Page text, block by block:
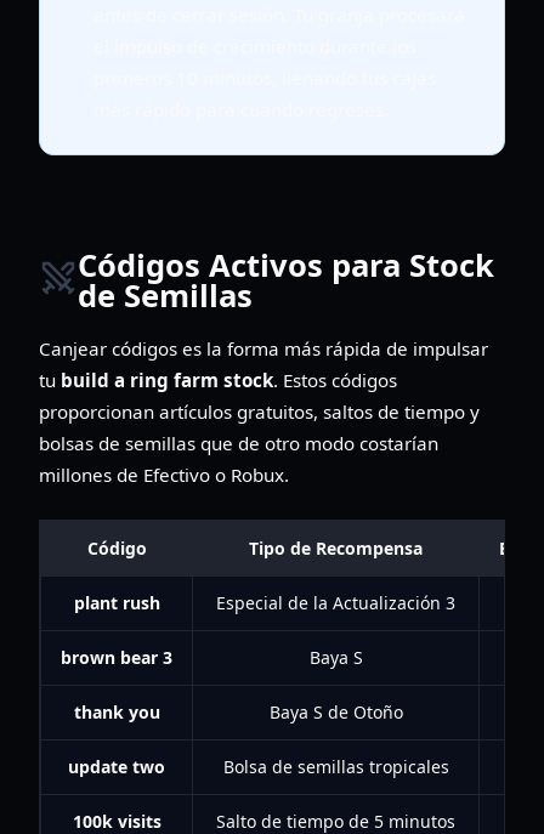
Códigos Activos para Stock
de Semillas
Canjear códigos es la forma más rápida de impulsar
tu build a ring farm stock. Estos códigos
proporcionan artículos gratuitos, saltos de tiempo y
bolsas de semillas que de otro modo costarían
millones de Efectivo o Robux.
Código Tipo de Recompensa
plant rush Especial de la Actualización 3
brown bear 3 Baya S
thank you Baya S de Otoño
update two Bolsa de semillas tropicales
100k visits Salto de tiempo de 5 minutos